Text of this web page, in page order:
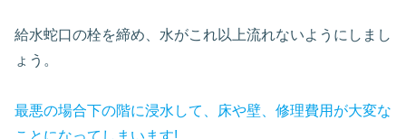
給水蛇口の栓を締め、水がこれ以上流れないようにしまし
ょう。
最悪の場合下の階に浸水して、床や壁、修理費用が大変な